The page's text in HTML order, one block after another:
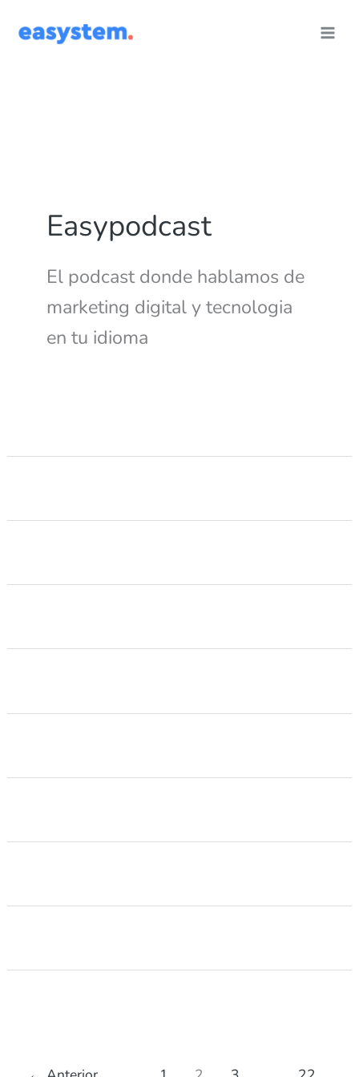
Easypodcast
El podcast donde hablamos de
marketing digital y tecnologia
en tu idioma